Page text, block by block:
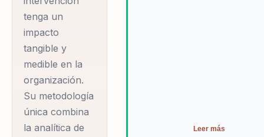
tenga un
impacto
tangible y
medible en la
organización.
Su metodología
única combina
la analítica de
Leer más